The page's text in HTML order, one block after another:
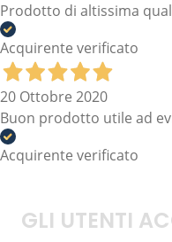
Prodotto di altissima
Acquirente verificato
20 Ottobre 2020
Buon prodotto utile ad
Acquirente verificato
GLI UTENTI